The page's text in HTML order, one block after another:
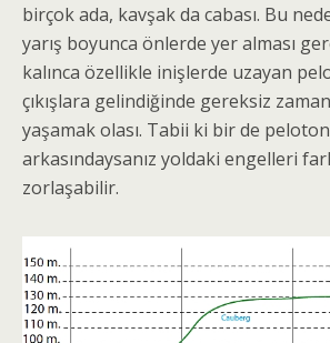
birçok ada, kavşak da cabası. Bu
yarış boyunca önlerde yer alması
kalınca özellikle inişlerde uzayan
çıkışlara gelindiğinde gereksiz
yaşamak olası. Tabii ki bir de
arkasındaysanız yoldaki engelleri
zorlaşabilir.